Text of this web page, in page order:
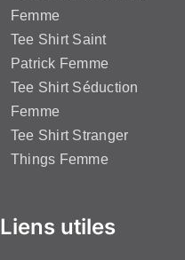
Femme
Tee Shirt Saint
Patrick Femme
Tee Shirt Séduction
Femme
Tee Shirt Stranger
Things Femme
Liens utiles